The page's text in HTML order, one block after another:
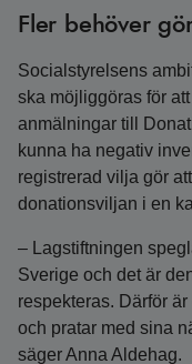
Fler behöver
Socialstyrelsens
ska möjliggöras för
anmälningar till
kunna ha negativ
registrerad vilja gör
donationsviljan i en
– Lagstiftningen
Sverige och det är
respekteras. Därför
och pratar med sina
säger Anna Aldehag.